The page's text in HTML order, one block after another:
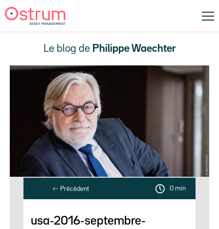
Le blog de Philippe Waechter
Précédent 0 min
usa-2016-septembre-